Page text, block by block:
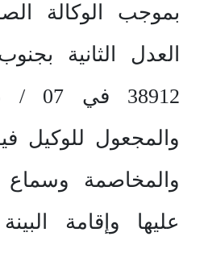
بموجب الوكالة
العدل الثانية
والمجعول للوكيل
والمخاصمة وسماع
عليها وإقامة